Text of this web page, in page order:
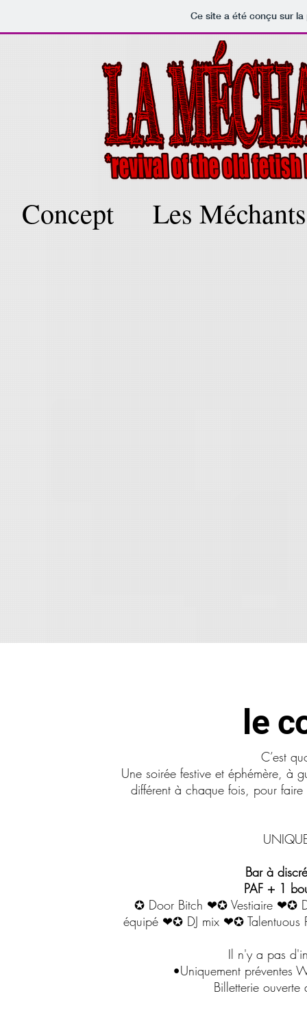
Ce site a été conçu sur
Concept Les Méchants
le
C’est
Une soirée festive et éphémère, à
différent à chaque fois, pour
Bar à
PAF + 1
✪ Door Bitch ❤✪ Vestiaire ❤✪
équipé ❤✪ DJ mix ❤✪ Talentuous
Il n'y a pas
•Uniquement préventes
Billetterie